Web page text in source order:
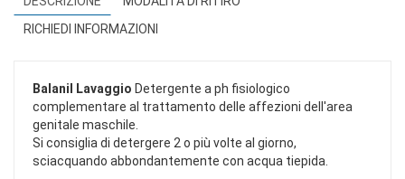
RICHIEDI INFORMAZIONI
Balanil Lavaggio Detergente a ph fisiologico
complementare al trattamento delle affezioni dell'area
genitale maschile.
Si consiglia di detergere 2 o più volte al giorno,
sciacquando abbondantemente con acqua tiepida.